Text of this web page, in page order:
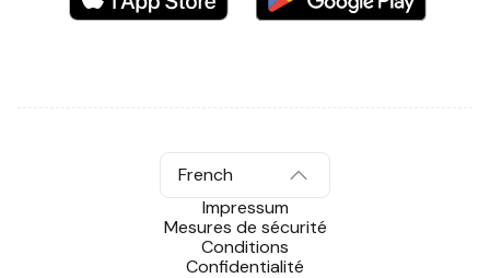
French
Impressum
Mesures de sécurité
Conditions
Confidentialité